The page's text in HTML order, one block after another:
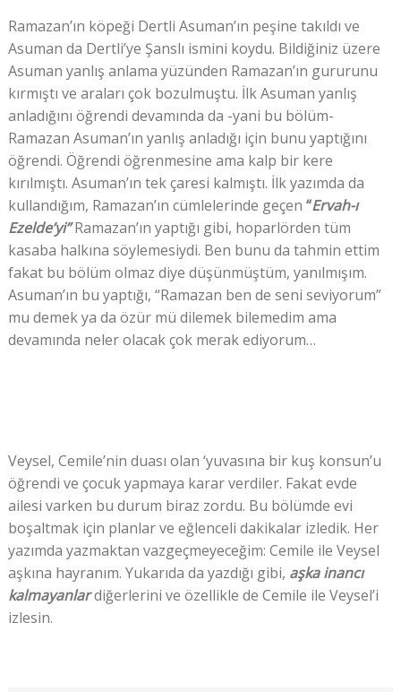
Ramazan’ın köpeği Dertli Asuman’ın peşine takıldı ve
Asuman da Dertli’ye Şanslı ismini koydu. Bildiğiniz üzere
Asuman yanlış anlama yüzünden Ramazan’ın gururunu
kırmıştı ve araları çok bozulmuştu. İlk Asuman yanlış
anladığını öğrendi devamında da -yani bu bölüm-
Ramazan Asuman’ın yanlış anladığı için bunu yaptığını
öğrendi. Öğrendi öğrenmesine ama kalp bir kere
kırılmıştı. Asuman’ın tek çaresi kalmıştı. İlk yazımda da
kullandığım, Ramazan’ın cümlelerinde geçen “Ervah-ı
Ezelde’yi”Ramazan’ın yaptığı gibi, hoparlörden tüm
kasaba halkına söylemesiydi. Ben bunu da tahmin ettim
fakat bu bölüm olmaz diye düşünmüştüm, yanılmışım.
Asuman’ın bu yaptığı, “Ramazan ben de seni seviyorum”
mu demek ya da özür mü dilemek bilemedim ama
devamında neler olacak çok merak ediyorum…
Veysel, Cemile’nin duası olan ‘yuvasına bir kuş konsun’u
öğrendi ve çocuk yapmaya karar verdiler. Fakat evde
ailesi varken bu durum biraz zordu. Bu bölümde evi
boşaltmak için planlar ve eğlenceli dakikalar izledik. Her
yazımda yazmaktan vazgeçmeyeceğim: Cemile ile Veysel
aşkına hayranım. Yukarıda da yazdığı gibi, aşka inancı
kalmayanlardiğerlerini ve özellikle de Cemile ile Veysel’i
izlesin.